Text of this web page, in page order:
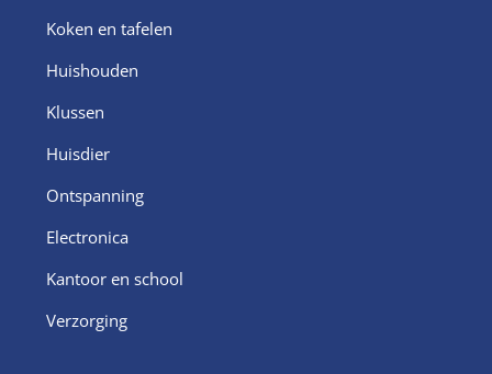
Koken en tafelen
Huishouden
Klussen
Huisdier
Ontspanning
Electronica
Kantoor en school
Verzorging